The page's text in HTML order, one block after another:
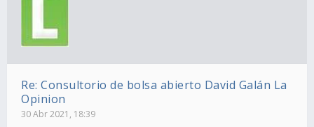
Re: Consultorio de bolsa abierto David Galán La
Opinion
30 Abr 2021, 18:39